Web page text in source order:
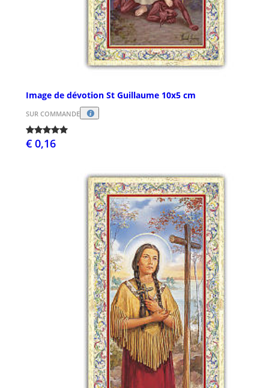
Image de dévotion St Guillaume 10x5 cm
SUR COMMANDE
€ 0,16